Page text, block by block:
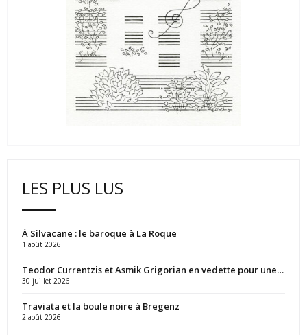
LES PLUS LUS
À Silvacane : le baroque à La Roque
1 août 2026
Teodor Currentzis et Asmik Grigorian en vedette pour une…
30 juillet 2026
Traviata et la boule noire à Bregenz
2 août 2026